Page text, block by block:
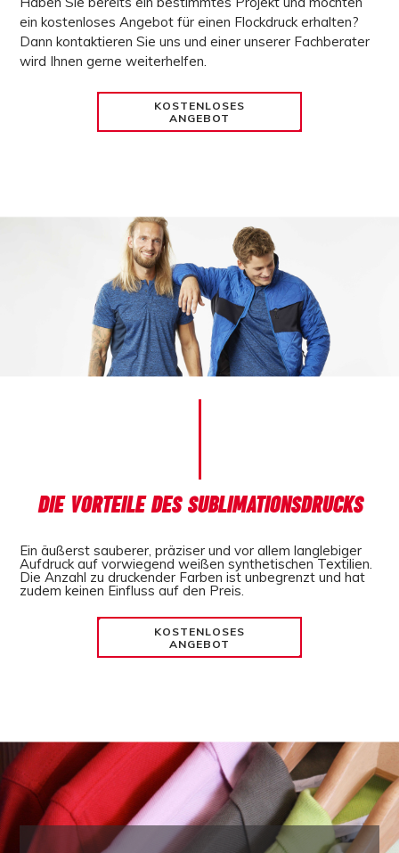
ein kostenloses Angebot für einen Flockdruckerhalten?
Dann kontaktieren Sie uns und einer unserer Fachberater
wird Ihnen gerne weiterhelfen.
KOSTENLOSES
ANGEBOT
DIE VORTEILE DES SUBLIMATIONSDRUCKS
Ein äußerst sauberer, präziser und vor allem langlebiger
Aufdruck auf vorwiegend weißen synthetischen Textilien.
Die Anzahl zu druckender Farben ist unbegrenzt und hat
zudem keinen Einfluss auf den Preis.
KOSTENLOSES
ANGEBOT